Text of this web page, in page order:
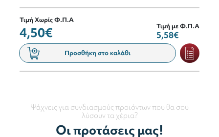
Τιμή Χωρίς Φ.Π.Α
4,50€ Τιμή με Φ.Π.Α
5,58€
Προσθήκη στο καλάθι
Ψάχνεις για συνδιασμούς προιόντων που θα σου
λύσουν τα χέρια?
Οι προτάσεις μας!